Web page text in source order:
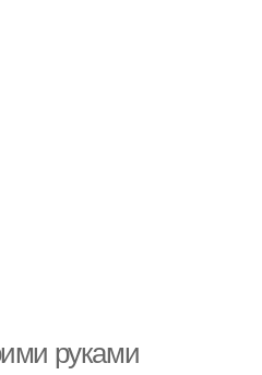
руками